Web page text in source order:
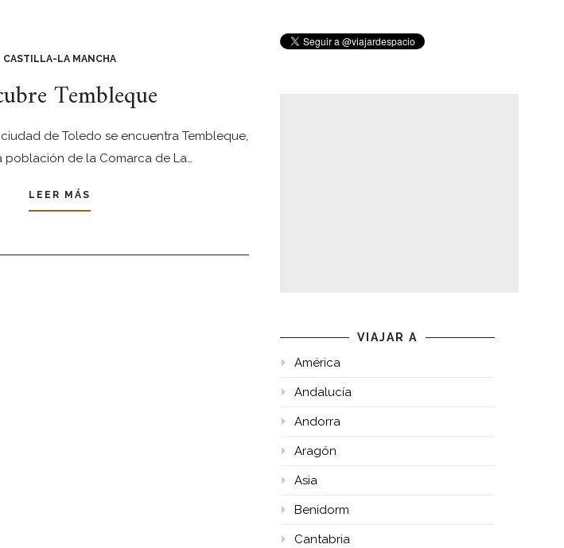
CASTILLA-LA MANCHA
Tembleque
de Toledo se encuentra Tembleque,
población de la Comarca de La…
LEER MÁS
VIAJAR A
América
Andalucía
Andorra
Aragón
Asia
Benidorm
Cantabria